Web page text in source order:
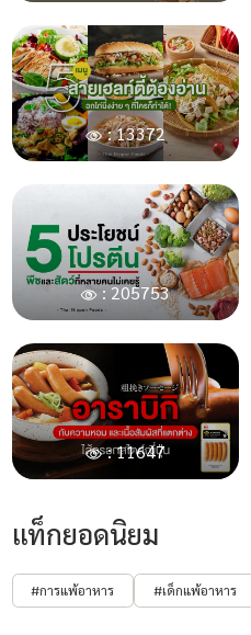
: 13372
: 205753
: 11647
แท็กยอดนิยม
#การแพ้อาหาร #เด็กแพ้อาหาร